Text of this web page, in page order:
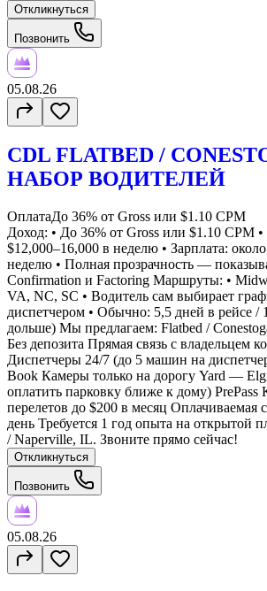
Откликнуться
Позвонить
05.08.26
CDL FLATBED /
НАБОР ВОДИТЕЛЕЙ
ОплатаДо 36% от Gross или $1.10 CPM
Доход: • До 36% от Gross или $1.10 CPM
$12,000–16,000 в неделю • Зарплата:
неделю • Полная прозрачность —
Confirmation и Factoring Маршруты: •
VA, NC, SC • Водитель сам выбирает
диспетчером • Обычно: 5,5 дней в рейсе
дольше) Мы предлагаем: Flatbed /
Без депозита Прямая связь с владельцем
Диспетчеры 24/7 (до 5 машин на
Book Камеры только на дорогу Yard —
оплатить парковку ближе к дому) PrePass
перелетов до $200 в месяц
день Требуется 1 год опыта на открытой
/ Naperville, IL. Звоните прямо сейчас!
Откликнуться
Позвонить
05.08.26